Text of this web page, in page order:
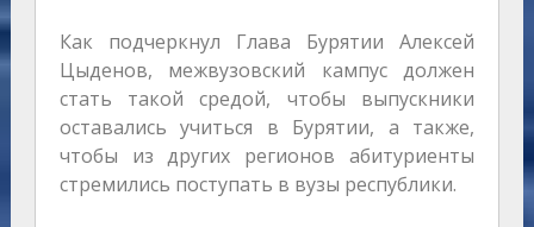
Как подчеркнул Глава Бурятии Алексей
Цыденов, межвузовский кампус должен
стать такой средой, чтобы выпускники
оставались учиться в Бурятии, а также,
чтобы из других регионов абитуриенты
стремились поступать в вузы республики.